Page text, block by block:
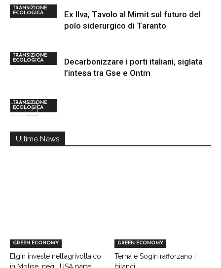
TRANSIZIONE
ECOLOGICA
TRANSIZIONE
ECOLOGICA
Ex Ilva, Tavolo al Mimit sul futuro del
polo siderurgico di Taranto
TRANSIZIONE
ECOLOGICA
Decarbonizzare i porti italiani, siglata
l’intesa tra Gse e Ontm
Ultime News
GREEN ECONOMY
Elgin investe nell’agrivoltaico
GREEN ECONOMY
Terna e Sogin rafforzano i